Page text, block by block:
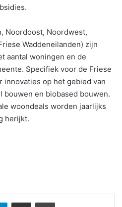
Noordoost, Noordwest,
Waddeneilanden) zijn
aantal woningen en de
Specifiek voor de Friese
innovaties op het gebied van
en biobased bouwen.
woondeals worden jaarlijks
herijkt.
TelegramDelen via Email Print